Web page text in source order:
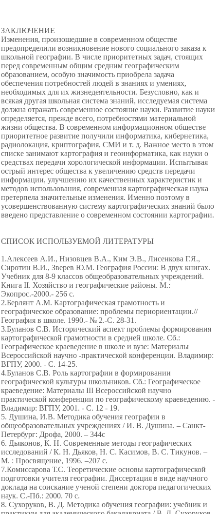
ЗАКЛЮЧЕНИЕ
Изменения, произошедшие в современном обществе
предопределили возникновение нового социального заказа к
школьной географии. В числе приоритетных задач, стоящих
перед современным общим средним географическим
образованием, особую значимость приобрела задача
обеспечения потребностей людей в знаниях и умениях,
необходимых для их жизнедеятельности. Безусловно, как и
всякая другая школьная система знаний, исследуемая система
должна отражать современное состояние науки. Развитие науки
определяется, прежде всего, потребностями материальной
жизни общества. В современном информационном обществе
приоритетное развитие получили информатика, кибернетика,
радиолокация, криптография, СМИ и т. д. Важное место в этом
списке занимают картография и геоинформатика, как науки о
средствах передачи хорологической информации. Испытывая
острый интерес общества к увеличению средств передачи
информации, улучшению их качественных характеристик и
методов использования, современная картографическая наука
претерпела значительные изменения. Именно поэтому в
усовершенствованную систему картографических знаний было
введено представление о современном состоянии картографии.
СПИСОК ИСПОЛЬЗУЕМОЙ ЛИТЕРАТУРЫ
1.Алексеев А.И., Низовцев В.А., Ким Э.В., Лисенкова Г.Я.,
Сиротин В.И., Зверев Ю.М. География России: В двух книгах.
Учебник для 8-9 классов общеобразовательных учреждений.
Книга II. Хозяйство и географические районы. М.:
Экопрос.-2000.- 256 с.
2.Берлянт A.M. Картографическая грамотность и
географическое образование: проблемы периориентации.//
География в школе. 1990.- № 2.-С. 28-31.
3.Буланов С.В. Исторический аспект проблемы формирования
картографической грамотности в средней школе. Сб.:
Географическое краеведение в школе и вузе: Материалы
Всероссийской научно -практической конференции. Владимир:
ВГПУ, 2000. - С. 14-25.
4.Буланов С.В. Роль картографии в формировании
географической культуры школьников. Сб.: Географическое
краеведение: Материалы III Всероссийской научно
практической конференции по географическому краеведению. -
Владимир: ВГПУ, 2001. - С. 12 - 19.
5. Душина, И.В. Методика обучения географии в
общеобразовательных учреждениях / И. В. Душина. – Санкт-
Петербург: Дрофа, 2000. – 344с
6. Дьяконов, К. Н. Современные методы географических
исследований / К. Н. Дьяков, Н. С. Касимов, В. С. Тикунов. –
М. : Просвящение, 1996. –207 с.
7.Комиссарова Т.С. Теоретические основы картографической
подготовки учителя географии. Диссертация в виде научного
доклада на соискание ученой степени доктора педагогических
наук. С.-Пб.: 2000. 70 с.
8. Сухоруков, В. Д. Методика обучения географии: учебник и